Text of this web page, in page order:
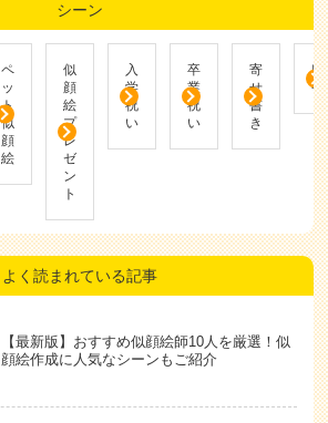
シーン
ペ
ッ
ト
似
顔
絵
似
顔
絵
プ
レ
ゼ
ン
ト
入
学
祝
い
卒
業
祝
い
寄
せ
書
き
帰
省
よく読まれている記事
【最新版】おすすめ似顔絵師10人を厳選！似
顔絵作成に人気なシーンもご紹介